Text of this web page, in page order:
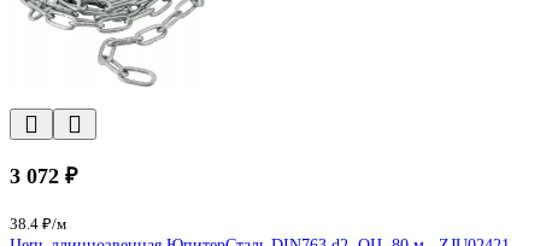
3 072 ₽
38.4 ₽/м